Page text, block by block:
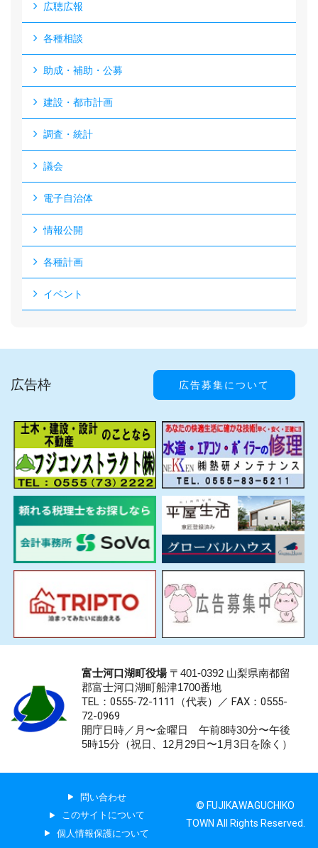
広聴広報
各種相談
助成・補助・公募
建設・都市計画
調査・統計
議会
電子自治体
情報公開
各種計画
イベント
広告枠 広告募集について
富士河口湖町役場〒401-0392 山梨県南都留
郡富士河口湖町船津1700番地
TEL：0555-72-1111 （代表）／ FAX：0555-
72-0969
開庁日時／月〜金曜日 午前8時30分〜午後
5時15分（祝日、12月29日〜1月3日を除く）
問い合わせ
このサイトについて
個人情報保護について
© FUJIKAWAGUCHIKO
TOWN All Rights Reserved.